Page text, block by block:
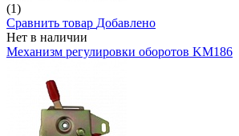
(1)
Сравнить товар Добавлено
Нет в наличии
Механизм регулировки оборотов KM186